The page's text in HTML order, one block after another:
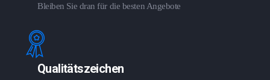
Bleiben Sie dran für die besten Angebote
Qualitätszeichen